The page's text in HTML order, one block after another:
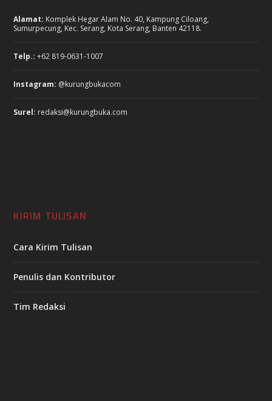
Alamat: Komplek Hegar Alam No. 40, Kampung Ciloang,
Sumurpecung, Kec. Serang, Kota Serang, Banten 42118.
Telp.: +62 819-0631-1007
Instagram: @kurungbukacom
Surel: redaksi@kurungbuka.com
KIRIM TULISAN
Cara Kirim Tulisan
Penulis dan Kontributor
Tim Redaksi